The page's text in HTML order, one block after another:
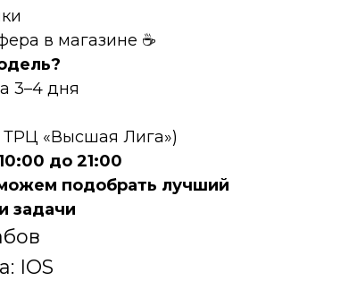
в магазине ☕
3–4 дня
ТРЦ «Высшая Лига»)
до 21:00
подобрать лучший
задачи
IOS